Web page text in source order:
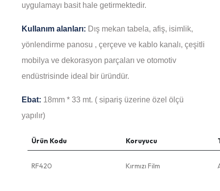
uygulamayı basit hale getirmektedir.
Kullanım alanları: Dış mekan tabela, afiş, isimlik,
yönlendirme panosu , çerçeve ve kablo kanalı, çeşitli
mobilya ve dekorasyon parçaları ve otomotiv
endüstrisinde ideal bir üründür.
Ebat: 18mm * 33 mt. ( sipariş üzerine özel ölçü
yapılır)
Ürün Kodu Koruyucu
RF420 Kırmızı Film